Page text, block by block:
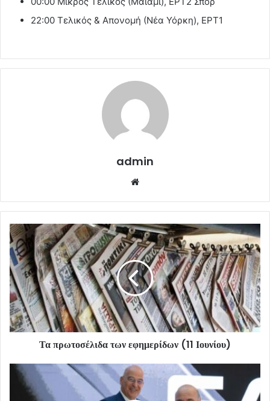
22:00 Τελικός & Απονομή (Νέα Υόρκη), ΕΡΤ1
admin
Τα πρωτοσέλιδα των εφημερίδων (11 Ιουνίου)